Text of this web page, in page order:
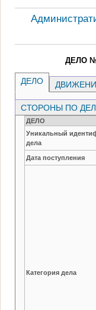
ДЕЛО №
ДЕЛО
СТОРОНЫ ПО
ДЕЛО
Уникальный
дела
Дата поступления
Категория дела